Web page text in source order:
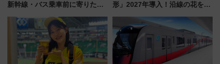
新幹線・バス乗車前に寄りたい
やり＆スタミナグルメ」6選【新
店舗も！】
形」2027年導入！沿線の花をイ
内は落ち着いたゆとりある空間
に